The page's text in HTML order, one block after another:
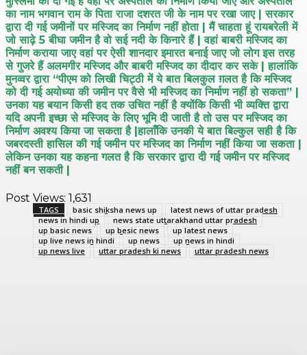
का नाम भगवान राम के पिता राजा दशरत जी के नाम पर रखा जाए | सरकार
द्वारा दी गई जमीनों पर मस्जिद का निर्माण नहीं होता | मैं चाहता हूं रायबरेली में
जो साढ़े 5 बीघा जमीन है वो सई नदी के किनारे हैं | वहां बाबरी मस्जिद का
निर्माण कराया जाए वहां पर ऐसी शानदार इमारत बनाई जाए जो लोग इस तरह
से गुजरे हैं अलमगीर मस्जिद और बाबरी मस्जिद का दीदार कर सके | हालांकि
मुनव्वर द्वारा “पीएम को लिखी चिट्ठी में ये बात बिलकुल ग़लत है कि मस्जिद
को दी गई अयोध्या की जमीन पर वैसे भी मस्जिद का निर्माण नहीं हो सकता” |
उनका यह बयान किसी हद तक उचित नहीं है क्योंकि किसी भी व्यक्ति द्वारा
यदि अपनी इच्छा से मस्जिद के लिए भूमि दी जाती है तो उस पर मस्जिद का
निर्माण अवश्य किया जा सकता है |हालाँकि उनकी ये बात बिल्कुल सही है कि
जबरदस्ती हासिल की गई जमीन पर मस्जिद का निर्माण नहीं किया जा सकता |
लेकिन उनका यह कहना गलत है कि सरकार द्वारा दी गई जमीन पर मस्जिद
नहीं बन सकती |
Post Views: 1,631
TAGS basic shiksha news up
latest news of uttar pradesh
news in hindi up
news state uttarakhand uttar pradesh
up basic news
up besic news
up latest news
up live news in hindi
up news
up news in hindi
up news live
uttar pradesh ki news uttar pradesh news